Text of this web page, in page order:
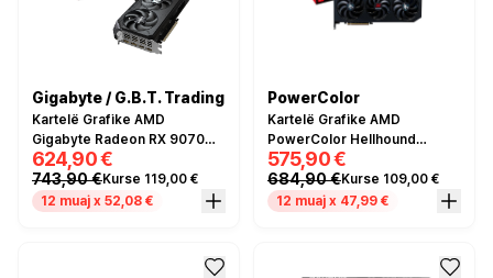
Gigabyte / G.B.T. Trading
Kartelë Grafike AMD
Gigabyte Radeon RX 9070
GRE Gaming 12GB GDDR6
624,90 €
743,90 €Kurse 119,00 €
12 muaj x 52,08 €
PowerColor
Kartelë Grafike AMD
PowerColor Hellhound
Radeon RX 9070 GRE 12GB
GDDR6
575,90 €
684,90 €Kurse 109,00 €
12 muaj x 47,99 €